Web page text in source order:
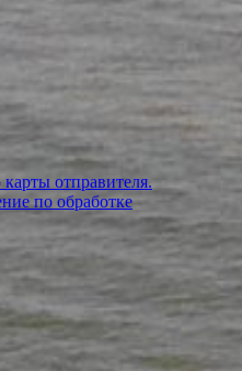
отправителя.
по обработке